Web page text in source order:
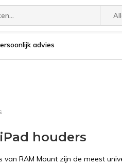
advies
houders
RAM Mount zijn de meest